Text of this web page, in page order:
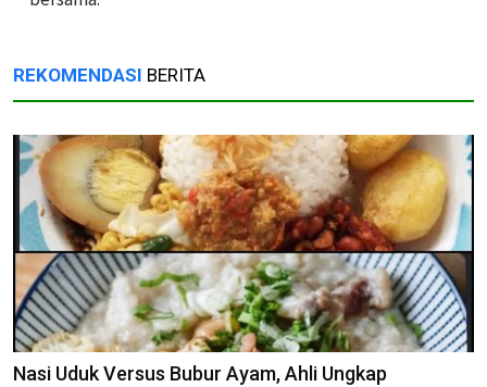
REKOMENDASI BERITA
Nasi Uduk Versus Bubur Ayam, Ahli Ungkap